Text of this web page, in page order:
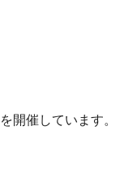
催しています。